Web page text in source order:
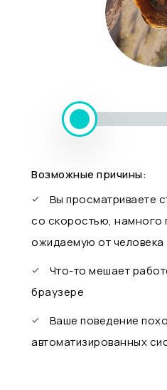
Возможные причины:
Вы просматриваете
со скоростью,
ожидаемую от человека
Что-то мешает
браузере
Ваше поведение
автоматизированных